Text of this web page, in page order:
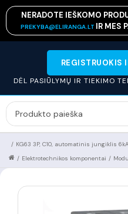
NERADOTE IEŠKOMO
PREKYBA@ELIRANGA.LT IR MES
REGISTRUOKIS
DĖL PASIŪLYMŲ IR TIEKIMO
KG63 3P, C10, automatinis jungiklis
/
/
Elektrotechnikos komponentai
/